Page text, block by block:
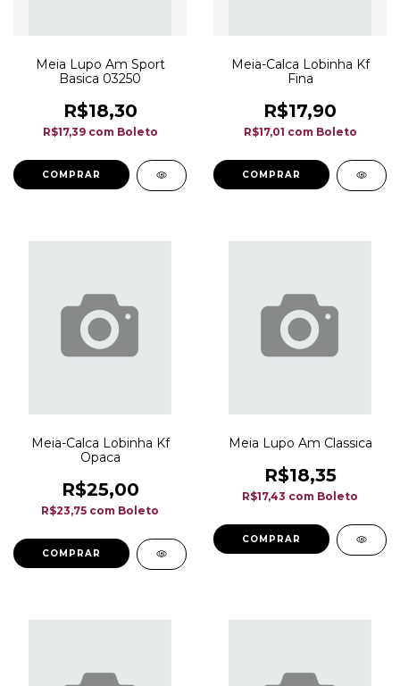
Meia Lupo Am Sport
Basica 03250
R$18,30
R$17,39 com Boleto
COMPRAR
Meia-Calca Lobinha Kf
Fina
R$17,90
R$17,01 com Boleto
COMPRAR
Meia-Calca Lobinha Kf
Opaca
R$25,00
R$23,75 com Boleto
COMPRAR
Meia Lupo Am Classica
R$18,35
R$17,43 com Boleto
COMPRAR